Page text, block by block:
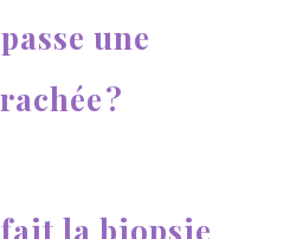
une
?
la biopsie